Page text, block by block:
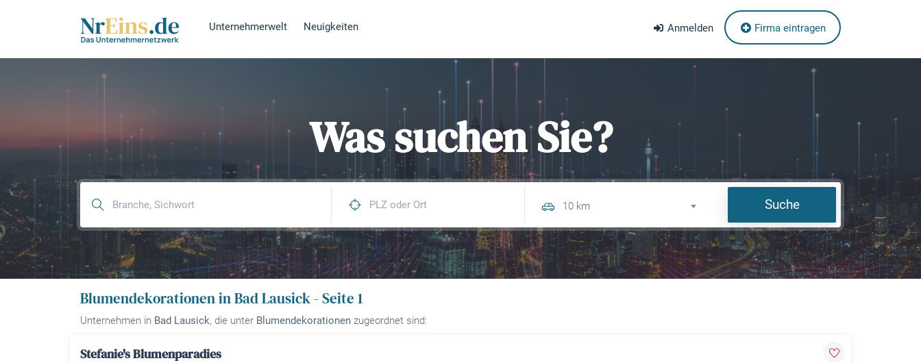
Unternehmerwelt Neuigkeiten Anmelden Firma eintragen
Was suchen Sie?
10 km Suche
Blumendekorationen in Bad Lausick - Seite 1
Unternehmen in Bad Lausick, die unter Blumendekorationen zugeordnet sind:
Stefanie's Blumenparadies